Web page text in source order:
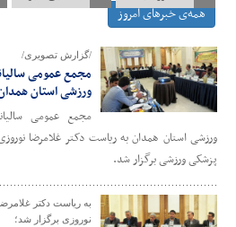
همه‌ی خبرهای امروز
/گزارش تصویری/
مجمع عمومی
ورزشی استان
مجمع عمومی
ورزشی استان همدان به ریاست دکتر غلامرضا
پزشکی ورزشی برگزار شد.
به ریاست دکتر
نوروزی برگزار شد؛